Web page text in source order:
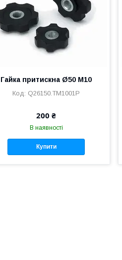
Гайка притискна Ø50 М10
Q26150.TM1001P
200 ₴
В наявності
Купити